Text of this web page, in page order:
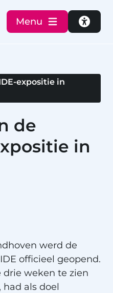
Menu
expositie in
de
in
werd de
officieel geopend.
weken te zien
als doel